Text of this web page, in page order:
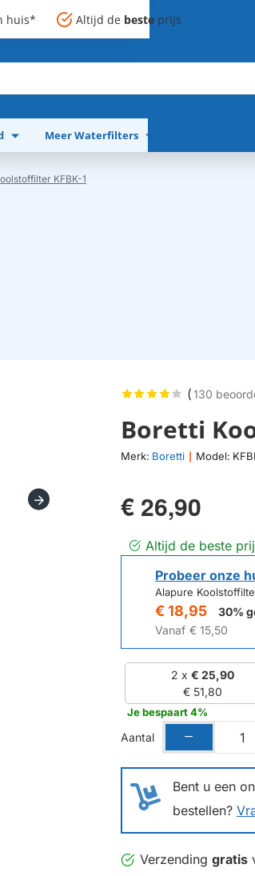
huis* Altijd de beste prijs
Meer Waterfilters
KFBK-1
Boretti
Merk: Boretti Model:
(130
€ 26,90
Altijd de beste
Probeer onze
Alapure
€ 18,95
30%
Vanaf € 15,50
2 x€ 25,90
€ 51,80
Je bespaart 4%
Bent u een
bestellen?
Aantal
Verzending gratis